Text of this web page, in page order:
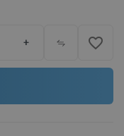
+ favorite_border